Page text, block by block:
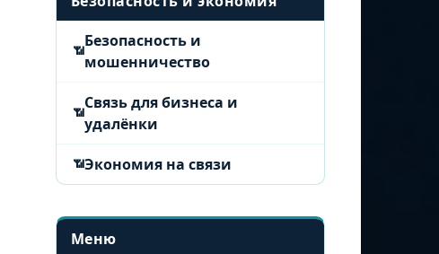
Безопасность и
мошенничество
Связь для бизнеса и
удалёнки
Экономия на связи
Меню